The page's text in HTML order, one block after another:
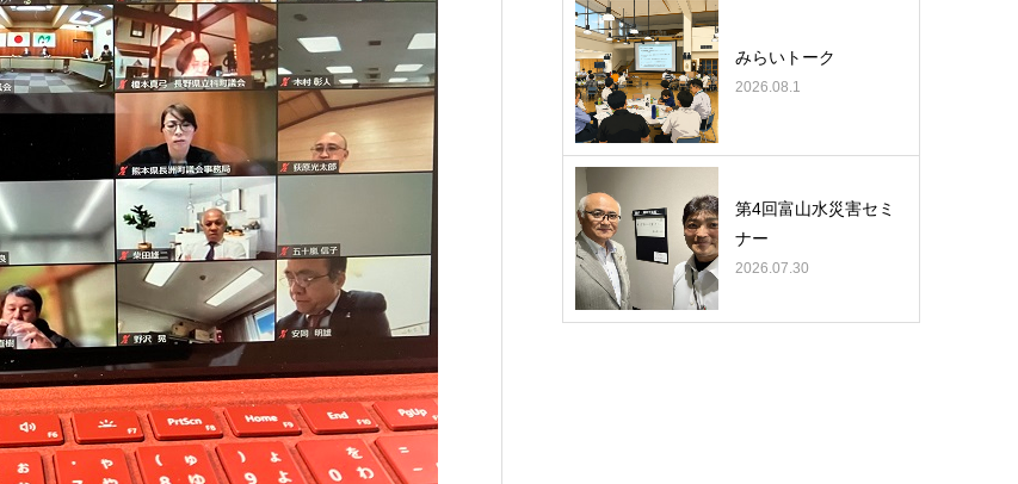
みらいトーク
2026.08.1
第4回富山水災害セミ
ナー
2026.07.30